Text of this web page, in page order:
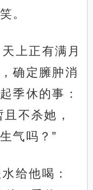
。
上正有满月
确定臃肿消
季休的事：
不杀她，
气吗？”
给他喝：